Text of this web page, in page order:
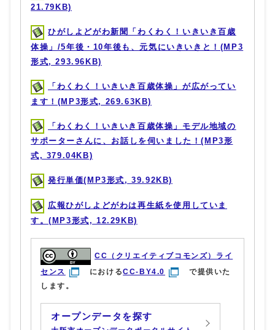
21.79KB)
ひがしよどがわ新聞「わくわく！いきいき百歳
体操」/5年後・10年後も、元気にいきいきと！(MP3
形式, 293.96KB)
「わくわく！いきいき百歳体操」が広がってい
ます！(MP3形式, 269.63KB)
「わくわく！いきいき百歳体操」モデル地域の
サポーターさんに、お話しを伺いました！(MP3形
式, 379.04KB)
発行単価(MP3形式, 39.92KB)
広報ひがしよどがわは再生紙を使用していま
す。(MP3形式, 12.29KB)
CC（クリエイティブコモンズ）ライ
センス
におけるCC-BY4.0
で提供いた
します。
オープンデータを探す